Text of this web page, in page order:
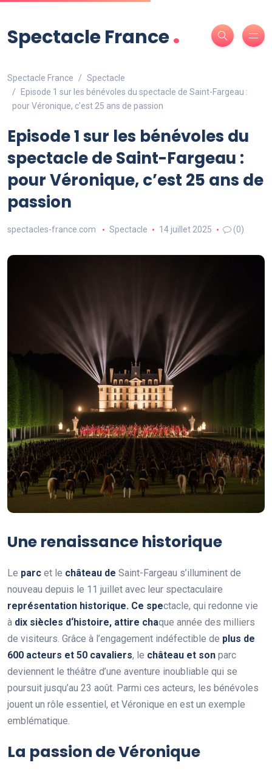
Spectacle France.
Spectacle France
Spectacle
Episode 1 sur les bénévoles du spectacle de Saint-Fargeau :
pour Véronique, c’est 25 ans de passion
Episode 1 sur les bénévoles du
spectacle de Saint-Fargeau :
pour Véronique, c’est 25 ans de
passion
spectacles-france.com Spectacle 14 juillet 2025 (0)
Une renaissance historique
Le parc et le château de Saint-Fargeau s’illuminent de
nouveau depuis le 11 juillet avec leur spectaculaire
représentation historique. Ce spectacle, qui redonne vie
à dix siècles d‘histoire, attire chaque année des milliers
de visiteurs. Grâce à l’engagement indéfectible de plus de
600 acteurs et 50 cavaliers, le château et son parc
deviennent le théâtre d’une aventure inoubliable qui se
poursuit jusqu’au 23 août. Parmi ces acteurs, les bénévoles
jouent un rôle essentiel, et Véronique en est un exemple
emblématique.
La passion de Véronique